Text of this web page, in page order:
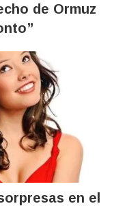
de Ormuz
en el